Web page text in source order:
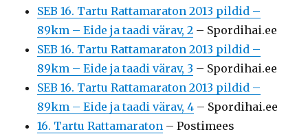
SEB 16. Tartu Rattamaraton 2013 pildid –
89km – Eide ja taadi värav, 2 – Spordihai.ee
SEB 16. Tartu Rattamaraton 2013 pildid –
89km – Eide ja taadi värav, 3 – Spordihai.ee
SEB 16. Tartu Rattamaraton 2013 pildid –
89km – Eide ja taadi värav, 4 – Spordihai.ee
16. Tartu Rattamaraton – Postimees